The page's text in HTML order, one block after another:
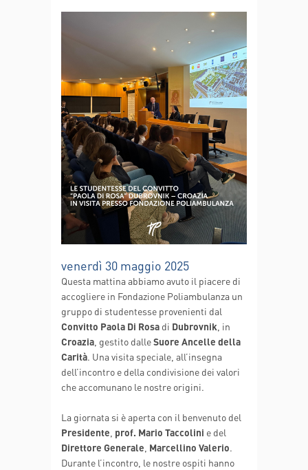
venerdì 30 maggio 2025
Questa mattina abbiamo avuto il piacere di
accogliere in Fondazione Poliambulanza un
gruppo di studentesse provenienti dal
Convitto Paola Di Rosa di Dubrovnik , in
Croazia , gestito dalleSuore Ancelle della
Carità . Una visita speciale, all’insegna
dell’incontro e della condivisione dei valori
che accomunano le nostre origini.
La giornata si è aperta con il benvenuto del
Presidente prof. Mario Taccolini e del
Direttore Generale Marcellino Valerio
Durante l’incontro, le nostre ospiti hanno